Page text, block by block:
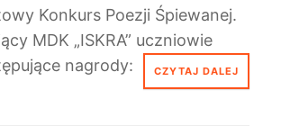
Konkurs Poezji Śpiewanej.
MDK „ISKRA” uczniowie
nagrody:
CZYTAJ DALEJ